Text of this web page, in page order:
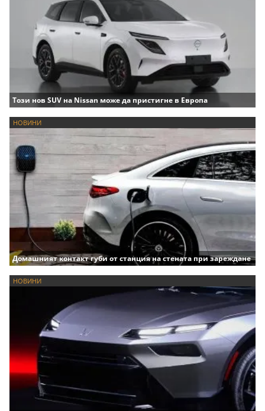
Този нов SUV на Nissan може да пристигне в Европа
НОВИНИ
Домашният контакт губи от станция на стената при зареждане
НОВИНИ